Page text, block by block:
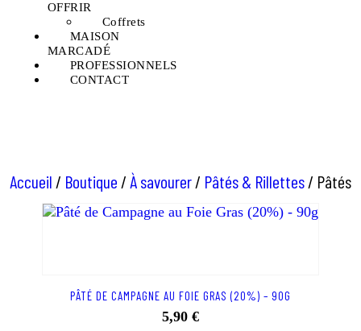
OFFRIR
Coffrets
MAISON
MARCADÉ
PROFESSIONNELS
CONTACT
Accueil / Boutique / À savourer/ Pâtés & Rillettes/ Pâtés
PÂTÉ DE CAMPAGNE AU FOIE GRAS (20%) – 90G
5,90 €